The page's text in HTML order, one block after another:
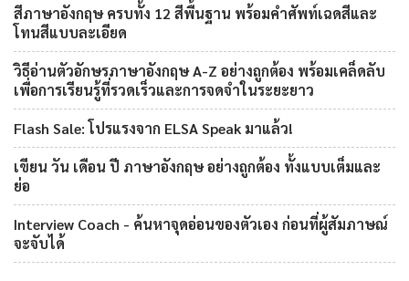
สีภาษาอังกฤษ ครบทั้ง 12 สีพื้นฐาน พร้อมคำศัพท์เฉดสีและ
โทนสีแบบละเอียด
วิธีอ่านตัวอักษรภาษาอังกฤษ A-Z อย่างถูกต้อง พร้อมเคล็ดลับ
เพื่อการเรียนรู้ที่รวดเร็วและการจดจำในระยะยาว
Flash Sale: โปรแรงจาก ELSA Speak มาแล้ว!
เขียน วัน เดือน ปี ภาษาอังกฤษ อย่างถูกต้อง ทั้งแบบเต็มและ
ย่อ
Interview Coach - ค้นหาจุดอ่อนของตัวเอง ก่อนที่ผู้สัมภาษณ์
จะจับได้